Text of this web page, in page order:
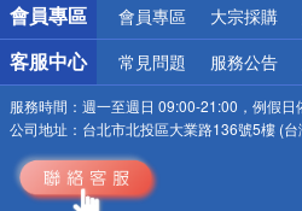
會員專區 會員專區 大宗採購
客服中心 常見問題 服務公告
服務時間： 週一至週日 09:00-21:00，例假日
公司地址： 台北市北投區大業路136號5樓 (台